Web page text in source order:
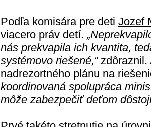
Podľa komisára pre deti Jozef
viacero práv detí.
nás prekvapila ich kvantita,
systémovo riešené,“zdôraznil.
nadrezortného plánu na
koordinovaná spolupráca
môže zabezpečiť deťom